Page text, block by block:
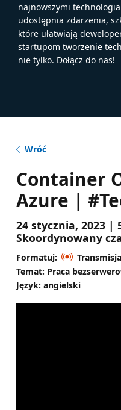
najnowszymi
udostępnia zdarzenia,
które ułatwiają
startupom tworzenie
nie tylko. Dołącz do nas!
Wróć
Container
Azure |
24 stycznia, 2023 |
Skoordynowany
Formatuj:
Temat: Praca
Język: angielski